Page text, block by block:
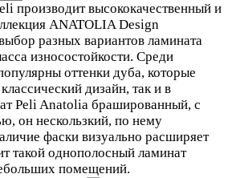
производит высококачественный и
ANATOLIA Design
разных вариантов ламината
износостойкости. Среди
оттенки дуба, которые
дизайн, так и в
Peli Anatolia брашированный, с
он нескользкий, по нему
фаски визуально расширяет
такой однополосный ламинат
помещений.